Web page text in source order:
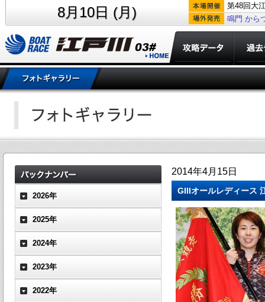
8月10日 (月)
第48回大
鳴門 から
2026年
2025年
2024年
2023年
2022年
2014年4月15日
GIIIオールレディース